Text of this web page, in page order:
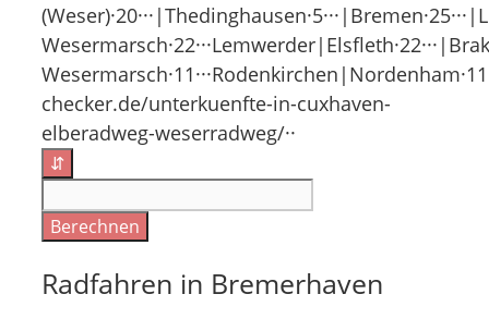
checker.de/unterkuenfte-in-cuxhaven-
elberadweg-weserradweg/··
⇵
Berechnen
Radfahren in Bremerhaven